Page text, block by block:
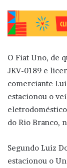
O Fiat Uno, de
JKV-0189 e
comerciante
estacionou o
do Rio Branco,
Segundo Luiz
estacionou o